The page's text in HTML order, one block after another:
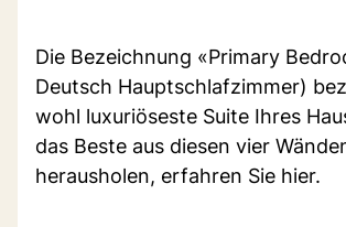
Die Bezeichnung «Primary
Deutsch Hauptschlafzimmer)
wohl luxuriöseste Suite Ihres
das Beste aus diesen vier
herausholen, erfahren Sie hier.